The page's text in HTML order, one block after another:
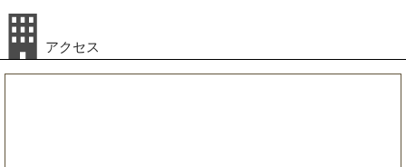
アクセス